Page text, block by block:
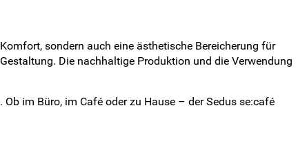
sondern auch eine ästhetische Bereicherung für
Die nachhaltige Produktion und die Verwendung
im Büro, im Café oder zu Hause – der Sedus se:café